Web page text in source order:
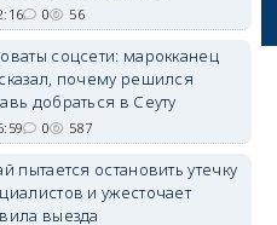
0 56
соцсети: марокканец
почему решился
добраться в Сеуту
0 587
пытается остановить утечку
и ужесточает
выезда